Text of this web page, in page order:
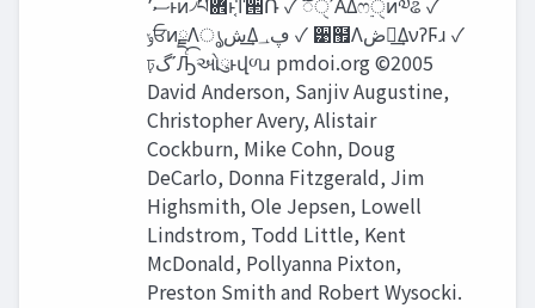
‫ݸ‬ਓͷྗΛൃ‫͢ش‬Δ‫ڥ؀‬ ✓ ੹຿Λ‫ڞ‬༗͢ΔνʔϜɹ ✓
ঢ়‫ʹگ‬Ԡͨ͡ઓུͱվળɹ pmdoi.org ©2005
David Anderson, Sanjiv Augustine,
Christopher Avery, Alistair
Cockburn, Mike Cohn, Doug
DeCarlo, Donna Fitzgerald, Jim
Highsmith, Ole Jepsen, Lowell
Lindstrom, Todd Little, Kent
McDonald, Pollyanna Pixton,
Preston Smith and Robert Wysocki.